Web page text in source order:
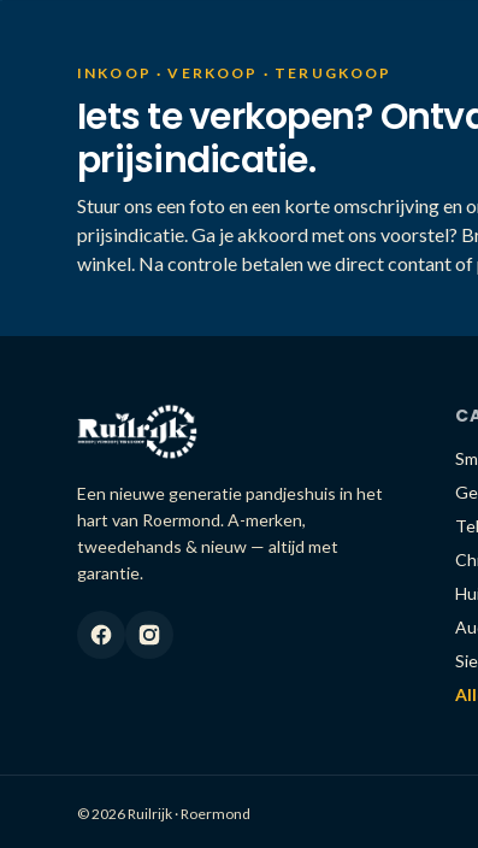
INKOOP · VERKOOP · TERUGKOOP
Iets te verkopen?
prijsindicatie.
Stuur ons een foto en een korte omschrijving en
prijsindicatie. Ga je akkoord met ons voorstel?
winkel. Na controle betalen we direct contant of
Een nieuwe generatie pandjeshuis in het
hart van Roermond. A-merken,
tweedehands & nieuw — altijd met
garantie.
© 2026 Ruilrijk · Roermond